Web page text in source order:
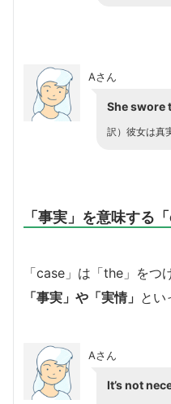
Aさん
She swore
訳）彼女は真
「事実」を意味する
「case」は「the」をつ
「事実」や「実情」 とい
Aさん
It’s not